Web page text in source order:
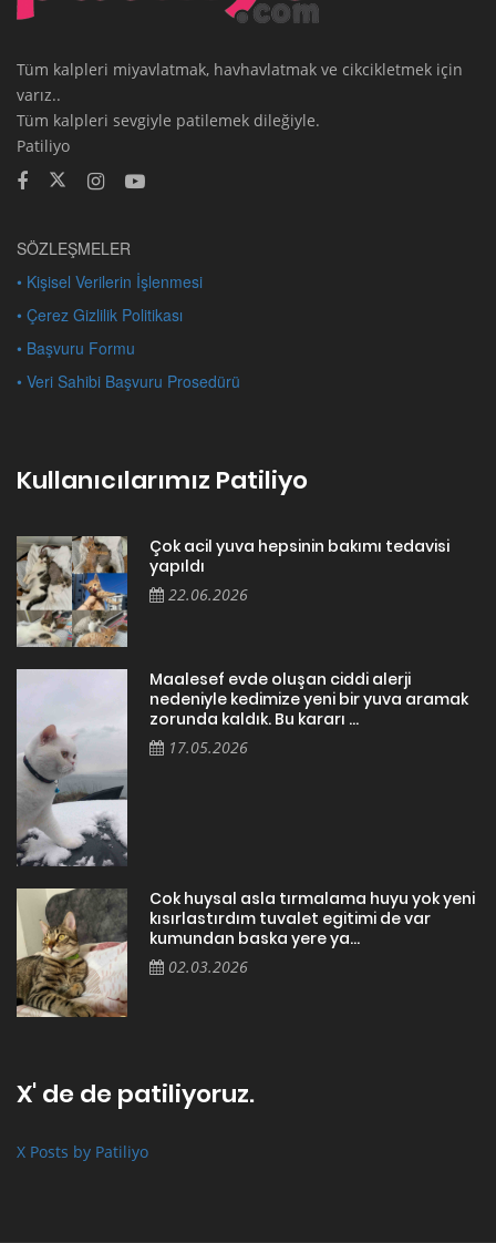
Tüm kalpleri miyavlatmak, havhavlatmak ve cikcikletmek için
varız..
Tüm kalpleri sevgiyle patilemek dileğiyle.
Patiliyo
SÖZLEŞMELER
• Kişisel Verilerin İşlenmesi
• Çerez Gizlilik Politikası
• Başvuru Formu
• Veri Sahibi Başvuru Prosedürü
Kullanıcılarımız Patiliyo
Çok acil yuva hepsinin bakımı tedavisi
yapıldı
22.06.2026
Maalesef evde oluşan ciddi alerji
nedeniyle kedimize yeni bir yuva aramak
zorunda kaldık. Bu kararı ...
17.05.2026
Cok huysal asla tırmalama huyu yok yeni
kısırlastırdım tuvalet egitimi de var
kumundan baska yere ya...
02.03.2026
X' de de patiliyoruz.
X Posts by Patiliyo